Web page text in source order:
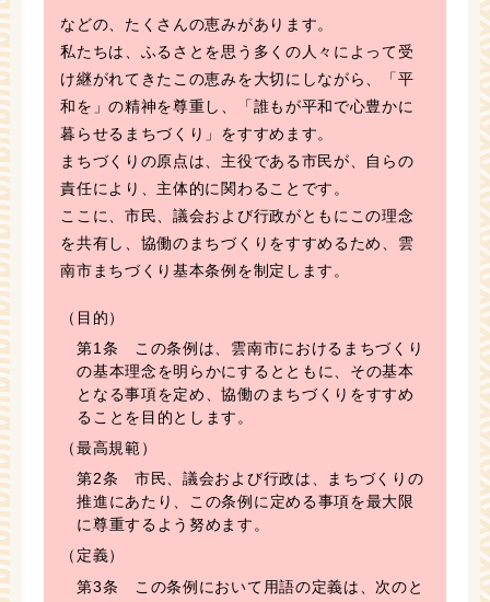
などの、たくさんの恵みがあります。
私たちは、ふるさとを思う多くの人々によって受
け継がれてきたこの恵みを大切にしながら、「平
和を」の精神を尊重し、「誰もが平和で心豊かに
暮らせるまちづくり」をすすめます。
まちづくりの原点は、主役である市民が、自らの
責任により、主体的に関わることです。
ここに、市民、議会および行政がともにこの理念
を共有し、協働のまちづくりをすすめるため、雲
南市まちづくり基本条例を制定します。
（目的）
第1条 この条例は、雲南市におけるまちづくり
の基本理念を明らかにするとともに、その基本
となる事項を定め、協働のまちづくりをすすめ
ることを目的とします。
（最高規範）
第2条 市民、議会および行政は、まちづくりの
推進にあたり、この条例に定める事項を最大限
に尊重するよう努めます。
（定義）
第3条 この条例において用語の定義は、次のと